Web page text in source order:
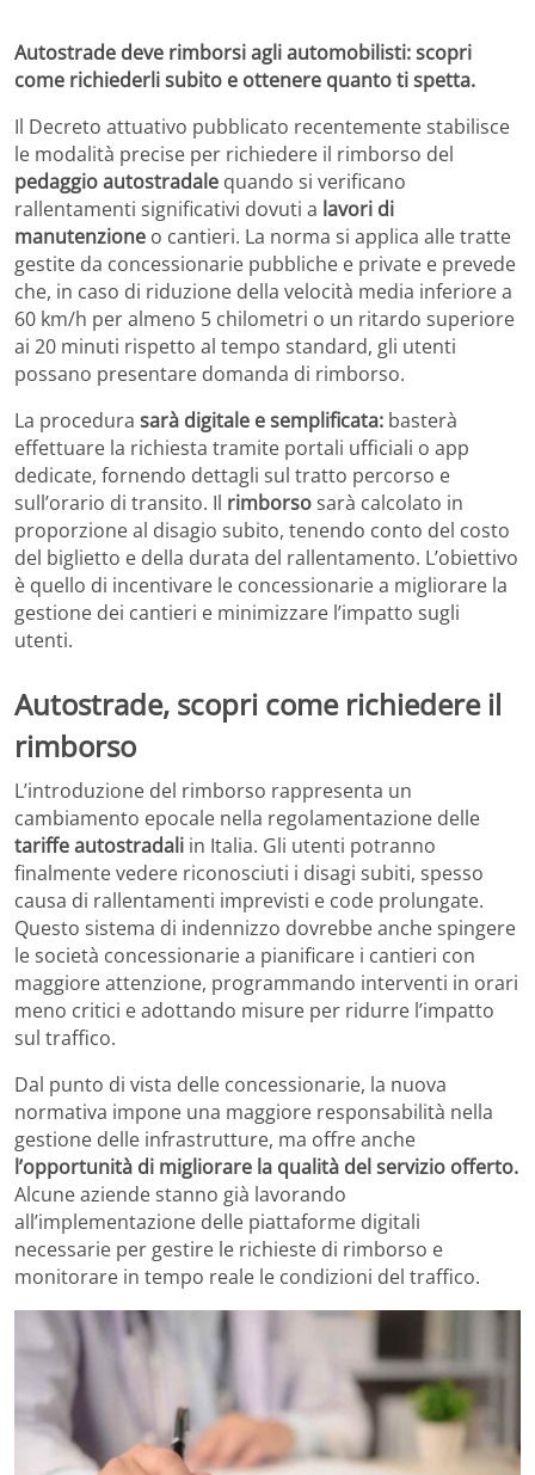
Autostrade deve rimborsi agli automobilisti: scopri
come richiederli subito e ottenere quanto ti spetta.
Il Decreto attuativo pubblicato recentemente stabilisce
le modalità precise per richiedere il rimborso del
pedaggio autostradale quando si verificano
rallentamenti significativi dovuti a lavori di
manutenzione o cantieri. La norma si applica alle tratte
gestite da concessionarie pubbliche e private e prevede
che, in caso di riduzione della velocità media inferiore a
60 km/h per almeno 5 chilometri o un ritardo superiore
ai 20 minuti rispetto al tempo standard, gli utenti
possano presentare domanda di rimborso.
La procedura sarà digitale e semplificata: basterà
effettuare la richiesta tramite portali ufficiali o app
dedicate, fornendo dettagli sul tratto percorso e
sull’orario di transito. Il rimborsosarà calcolato in
proporzione al disagio subito, tenendo conto del costo
del biglietto e della durata del rallentamento. L’obiettivo
è quello di incentivare le concessionarie a migliorare la
gestione dei cantieri e minimizzare l’impatto sugli
utenti.
Autostrade, scopri come richiedere il
rimborso
L’introduzione del rimborso rappresenta un
cambiamento epocale nella regolamentazione delle
tariffe autostradali in Italia. Gli utenti potranno
finalmente vedere riconosciuti i disagi subiti, spesso
causa di rallentamenti imprevisti e code prolungate.
Questo sistema di indennizzo dovrebbe anche spingere
le società concessionarie a pianificare i cantieri con
maggiore attenzione, programmando interventi in orari
meno critici e adottando misure per ridurre l’impatto
sul traffico.
Dal punto di vista delle concessionarie, la nuova
normativa impone una maggiore responsabilità nella
gestione delle infrastrutture, ma offre anche
l’opportunità di migliorare la qualità del servizio offerto.
Alcune aziende stanno già lavorando
all’implementazione delle piattaforme digitali
necessarie per gestire le richieste di rimborso e
monitorare in tempo reale le condizioni del traffico.